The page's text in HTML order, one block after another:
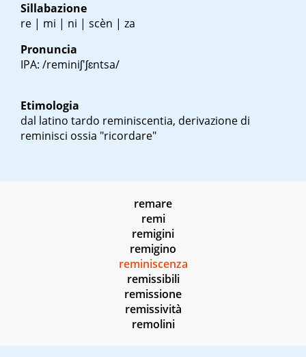
Sillabazione
re | mi | ni | scèn | za
Pronuncia
IPA: /reminiʃ'ʃɛntsa/
Etimologia
dal latino tardo reminiscentia, derivazione di
reminisci ossia "ricordare"
remare
remi
remigini
remigino
reminiscenza
remissibili
remissione
remissività
remolini